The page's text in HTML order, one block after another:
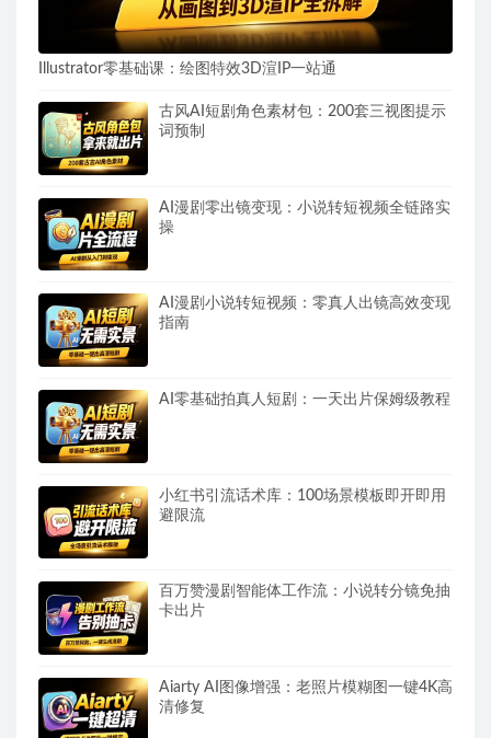
Illustrator零基础课：绘图特效3D渲IP一站通
古风AI短剧角色素材包：200套三视图提示
词预制
AI漫剧零出镜变现：小说转短视频全链路实
操
AI漫剧小说转短视频：零真人出镜高效变现
指南
AI零基础拍真人短剧：一天出片保姆级教程
小红书引流话术库：100场景模板即开即用
避限流
百万赞漫剧智能体工作流：小说转分镜免抽
卡出片
Aiarty AI图像增强：老照片模糊图一键4K高
清修复